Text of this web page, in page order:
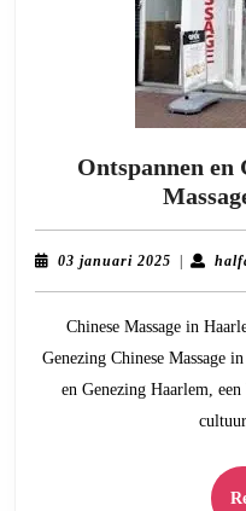
Ontspannen en
03 januari 2025 03|
Chinese Massage in
Genezing Chinese Massage
en Genezing Haarlem,